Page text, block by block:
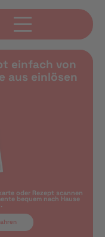
einfach von
aus einlösen
oder Rezept scannen
bequem nach Hause